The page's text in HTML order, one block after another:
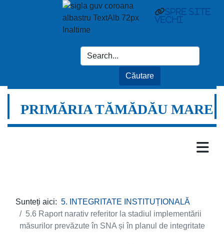
spre site
vechi
PRIMĂRIA TĂMĂDĂU MARE
Sunteți aici: 5. INTEGRITATE INSTITUȚIONALĂ
5.6 Raport narativ referitor la stadiul implementării
măsurilor prevăzute în SNA și în planul de integritate